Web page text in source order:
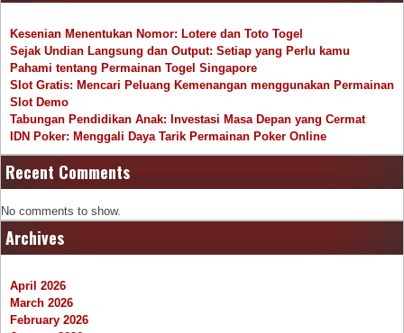
Kesenian Menentukan Nomor: Lotere dan Toto Togel
Sejak Undian Langsung dan Output: Setiap yang Perlu kamu
Pahami tentang Permainan Togel Singapore
Slot Gratis: Mencari Peluang Kemenangan menggunakan Permainan
Slot Demo
Tabungan Pendidikan Anak: Investasi Masa Depan yang Cermat
IDN Poker: Menggali Daya Tarik Permainan Poker Online
Recent Comments
No comments to show.
Archives
April 2026
March 2026
February 2026